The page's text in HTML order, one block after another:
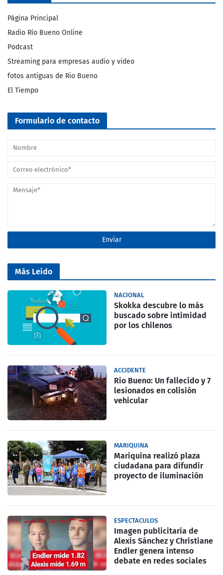
Página Principal
Radio Río Bueno Online
Podcast
Streaming para empresas audio y video
fotos antiguas de Rio Bueno
El Tiempo
Formulario de contacto
Más Leído
NACIONAL
Skokka descubre lo más
buscado sobre intimidad
por los chilenos
ACCIDENTE
Rio Bueno: Un fallecido y 7
lesionados en colisión
vehicular
MARIQUINA
Mariquina realizó plaza
ciudadana para difundir
proyecto de iluminación
ESPECTACULOS
Imagen publicitaria de
Alexis Sánchez y Christiane
Endler genera intenso
debate en redes sociales